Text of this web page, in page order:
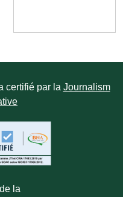
certifié par la Journalism
la